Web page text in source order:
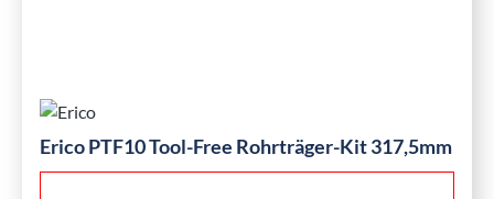
Erico PTF10 Tool-Free Rohrträger-Kit 317,5mm